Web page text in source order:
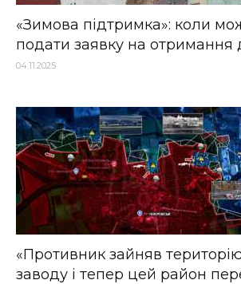
«Зимова підтримка»: коли
подати заявку на отримання
04.11.2025
«Противник зайняв
заводу і тепер цей район